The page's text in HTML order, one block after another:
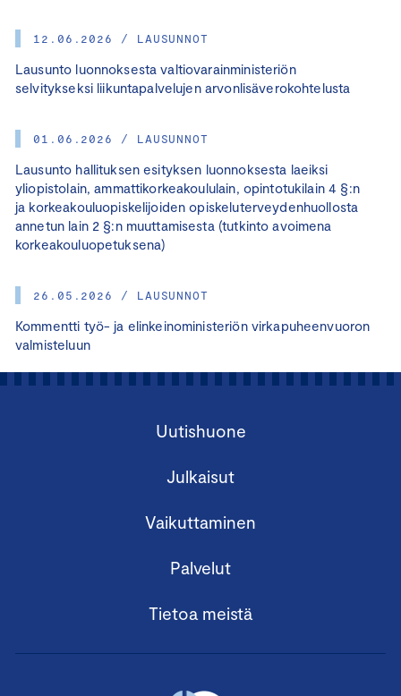
12.06.2026 / LAUSUNNOT
Lausunto luonnoksesta valtiovarainministeriön
selvitykseksi liikuntapalvelujen arvonlisäverokohtelusta
01.06.2026 / LAUSUNNOT
Lausunto hallituksen esityksen luonnoksesta laeiksi
yliopistolain, ammattikorkeakoululain, opintotukilain 4 §:n
ja korkeakouluopiskelijoiden opiskeluterveydenhuollosta
annetun lain 2 §:n muuttamisesta (tutkinto avoimena
korkeakouluopetuksena)
26.05.2026 / LAUSUNNOT
Kommentti työ- ja elinkeinoministeriön virkapuheenvuoron
valmisteluun
Uutishuone
Julkaisut
Vaikuttaminen
Palvelut
Tietoa meistä